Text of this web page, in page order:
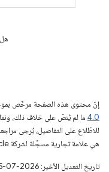
إنّ محتوى هذه الصفحة مرخّص
4.0‏ ما لم يُنصّ على خلاف ذلك،
للاطّلاع على التفاصيل، يُرجى
هي علامة تجارية مسجَّلة لشركة Oracle و/أو شركائها التابعين.
تاريخ التعديل الأخير: 2026-07-25 (حسب التوقيت العالمي المتفَّق عليه)